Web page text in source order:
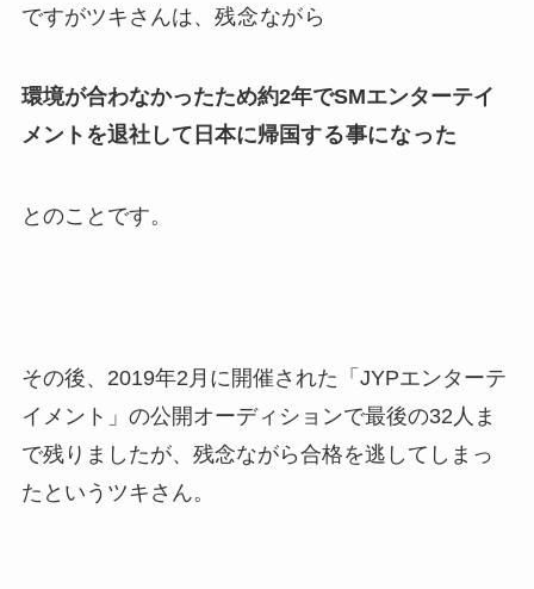
ですがツキさんは、 残念ながら
環境が合わなかったため約2年でSMエンターテイ
メントを退社して日本に帰国する事になった
とのことです。
その後、2019年2月に開催された「JYPエンターテ
イメント」の公開オーディションで最後の32人ま
で残りましたが、残念ながら合格を逃してしまっ
たというツキさん。